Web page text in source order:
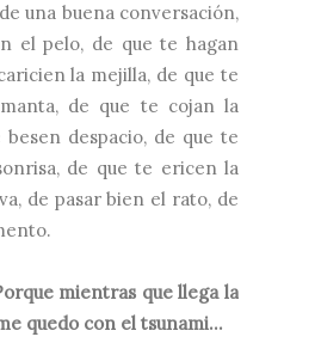
una buena conversación,
el pelo, de que te hagan
la mejilla, de que te
de que te cojan la
despacio, de que te
de que te ericen la
de pasar bien el rato, de
que llega la
quedo con el tsunami...